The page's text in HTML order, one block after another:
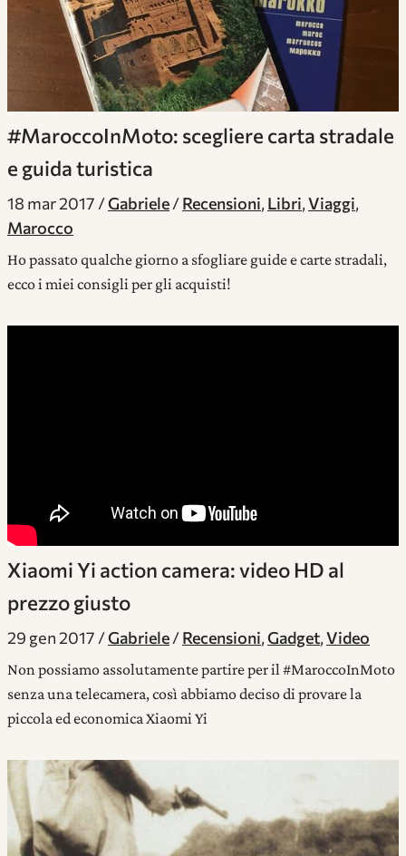
#MaroccoInMoto: scegliere carta stradale
e guida turistica
18 mar 2017 Gabriele Recensioni, Libri,Viaggi,
Marocco
Ho passato qualche giorno a sfogliare guide e carte stradali,
ecco i miei consigli per gli acquisti!
Xiaomi Yi action camera: video HD al
prezzo giusto
29 gen 2017 Gabriele Recensioni,Gadget,Video
Non possiamo assolutamente partire per il #MaroccoInMoto
senza una telecamera, così abbiamo deciso di provare la
piccola ed economica Xiaomi Yi